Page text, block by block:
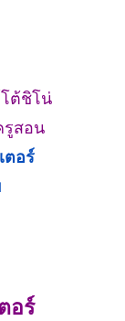
ต้ชิโน่
รูสอน
ตอร์
อร์